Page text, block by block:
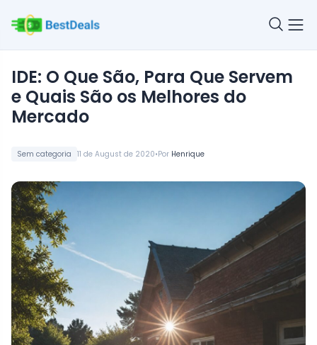
Sem categoria 11 de August de 2020•Por Henrique
IDE: O Que São, Para Que Servem
e Quais São os Melhores do
Mercado